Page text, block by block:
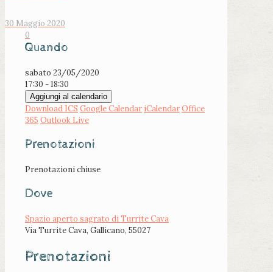
30 Maggio 2020
0
Quando
sabato 23/05/2020
17:30 - 18:30
Aggiungi al calendario
Download ICS Google Calendar iCalendarOffice
365 Outlook Live
Prenotazioni
Prenotazioni chiuse
Dove
Spazio aperto sagrato di Turrite Cava
Via Turrite Cava, Gallicano, 55027
Prenotazioni